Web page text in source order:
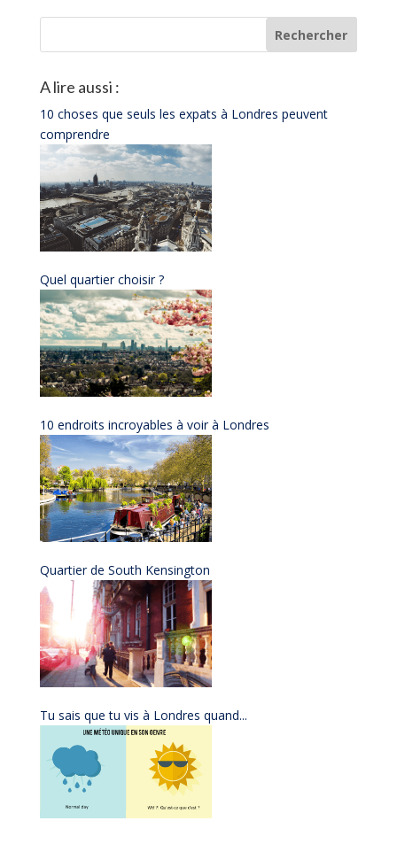
A lire aussi :
10 choses que seuls les expats à Londres peuvent
comprendre
Quel quartier choisir ?
10 endroits incroyables à voir à Londres
Quartier de South Kensington
Tu sais que tu vis à Londres quand...